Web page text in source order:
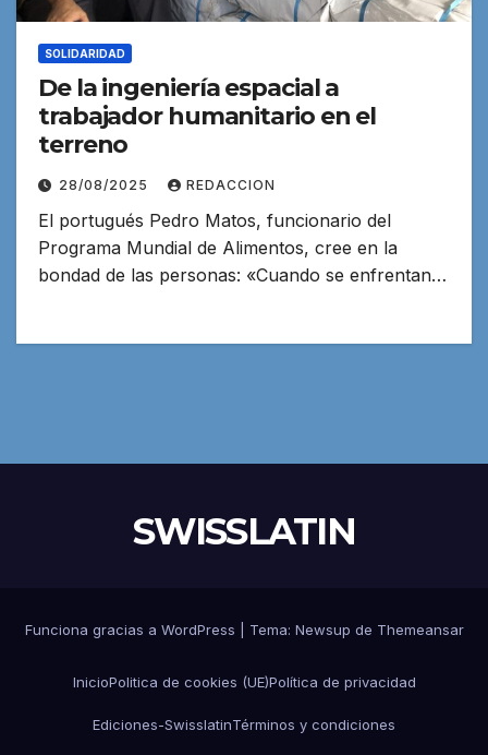
SOLIDARIDAD
De la ingeniería espacial a
trabajador humanitario en el
terreno
28/08/2025 REDACCION
El portugués Pedro Matos, funcionario del
Programa Mundial de Alimentos, cree en la
bondad de las personas: «Cuando se enfrentan…
SWISSLATIN
Funciona gracias a WordPress Tema: Newsup de Themeansar
InicioPolitica de cookies (UE)Política de privacidad
Ediciones-SwisslatinTérminos y condiciones